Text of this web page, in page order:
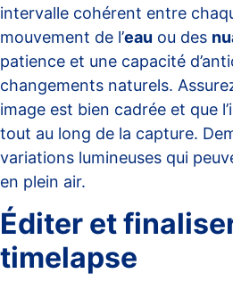
intervalle cohérent entre
mouvement de l’eau ou des
patience et une capacité
changements naturels.
image est bien cadrée et que
tout au long de la capture.
variations lumineuses qui
en plein air.
Éditer et
timelapse